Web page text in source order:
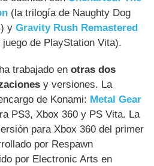
(la trilogía de Naughty Dog
yGravity Rush Remastered
de PlayStation Vita).
trabajado enotras dos
y versiones. La
de Konami: Metal Gear
PS3, Xbox 360 y PS Vita. La
para Xbox 360 del primer
por Respawn
por Electronic Arts en